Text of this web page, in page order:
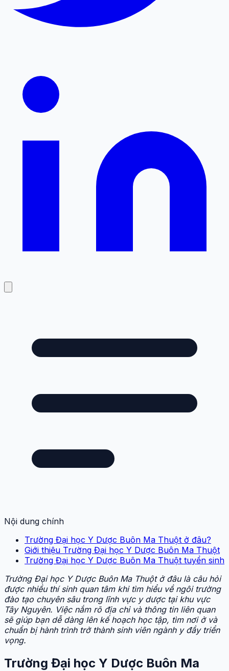
Nội dung chính
Trường Đại học Y Dược Buôn Ma Thuột ở đâu?
Giới thiệu Trường Đại học Y Dược Buôn Ma Thuột
Trường Đại học Y Dược Buôn Ma Thuột tuyển sinh
Trường Đại học Y Dược Buôn Ma Thuột ở đâu là câu hỏi
được nhiều thí sinh quan tâm khi tìm hiểu về ngôi trường
đào tạo chuyên sâu trong lĩnh vực y dược tại khu vực
Tây Nguyên. Việc nắm rõ địa chỉ và thông tin liên quan
sẽ giúp bạn dễ dàng lên kế hoạch học tập, tìm nơi ở và
chuẩn bị hành trình trở thành sinh viên ngành y đầy triển
vọng.
Trường Đại học Y Dược Buôn Ma